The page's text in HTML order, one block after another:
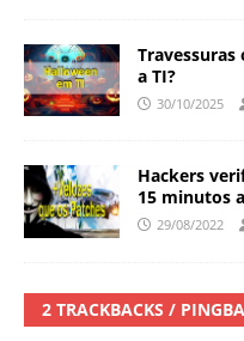
a TI?
30/10/2025
Hackers
15 minutos
29/08/2022
2 TRACKBACKS /